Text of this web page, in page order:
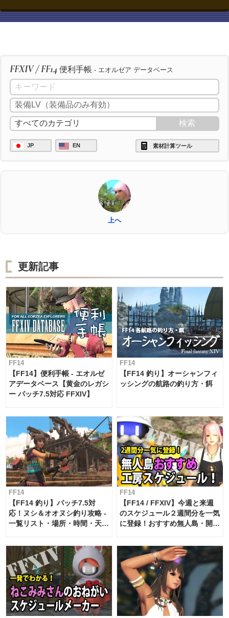
FFXIV / FF14 便利手帳 - エオルゼア データベース
JP EN 素材計算ツール
上へ
更新記事
FF14
【FF14】便利手帳 - エオルゼ
アデータベース【黄金のレガシ
ー パッチ7.5対応 FFXIV】
FF14
【FF14 釣り】オーシャンフィ
ッシングの航路の釣り方・餌
FF14
【FF14 釣り】パッチ7.5対
応！ヌシ＆オオヌシ釣り攻略 -
一覧リスト・場所・時間・天
FF14
【FF14 / FFXIV】今週と来週
のスケジュール２週間分を一気
に登録！おすすめ無人島・開拓